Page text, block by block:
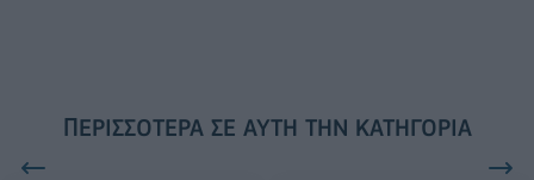
ΠΕΡΙΣΣΌΤΕΡΑ ΣΕ ΑΥΤΉ ΤΗΝ ΚΑΤΗΓΟΡΊΑ